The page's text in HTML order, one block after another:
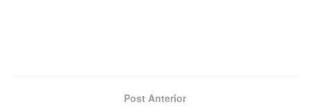
Post Anterior